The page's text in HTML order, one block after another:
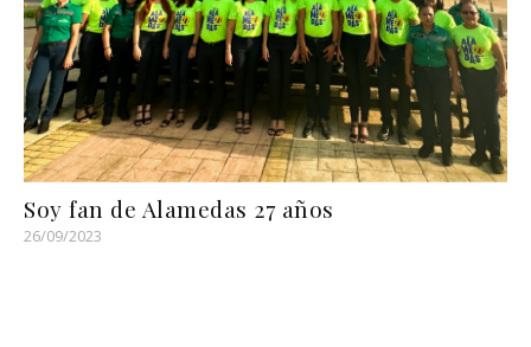
Soy fan de Alamedas 27 años
26/09/2023